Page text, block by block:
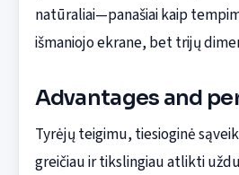
natūraliai—panašiai kaip
išmaniojo ekrane, bet trijų
Advantages and
Tyrėjų teigimu, tiesioginė
greičiau ir tikslingiau atlikti